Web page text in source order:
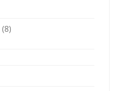
(8)